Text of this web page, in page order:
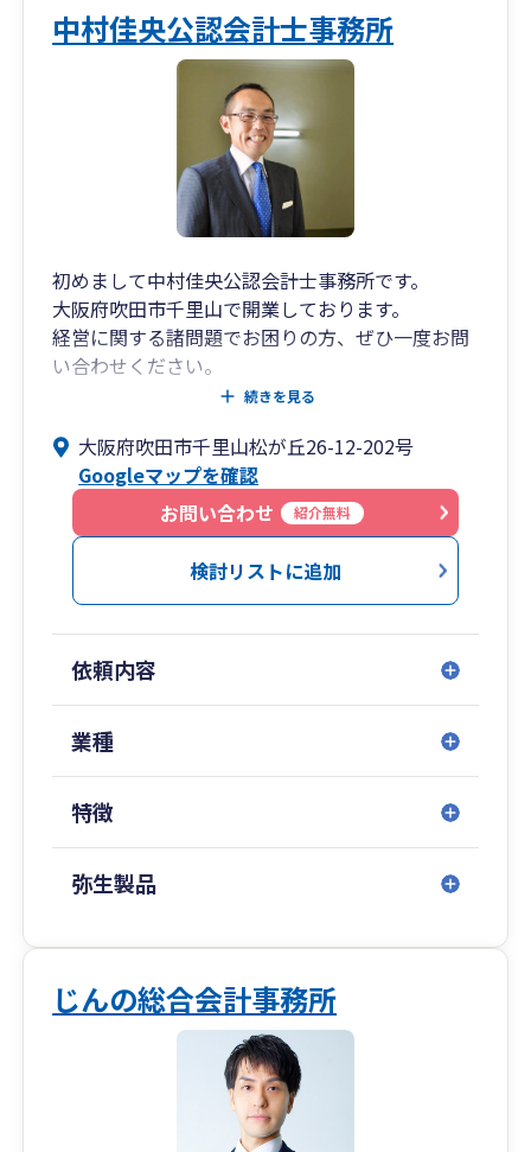
中村佳央公認会計士事務所
初めまして中村佳央公認会計士事務所です。
大阪府吹田市千里山で開業しております。
経営に関する諸問題でお困りの方、ぜひ一度お問
い合わせください。
税務・会計・財務・その他経営に関わる全てを総
常にお客様の立場に立って考え、行動していきた
いと思っております。
何でもご相談ください。
続きを見る
大阪府吹田市千里山松が丘26-12-202号
Googleマップを確認
お問い合わせ
紹介無料
検討リストに追加
依頼内容
業種
特徴
弥生製品
じんの総合会計事務所